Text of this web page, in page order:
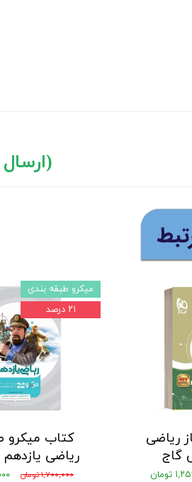
برای خرید
ریاضی
گاج
تومان
کتاب میکرو
ریاضی
۱,۷۰۰,۰۰۰ تومان
میکرو طبقه بندی
۲۱ درصد